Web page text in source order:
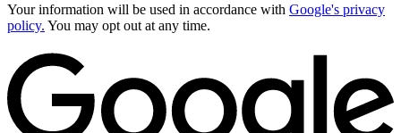
Your information will be used in accordance with Google's privacy
policy. You may opt out at any time.